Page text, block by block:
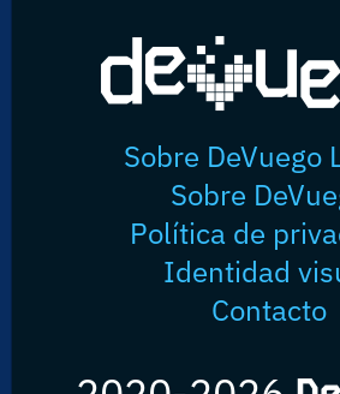
Sobre DeVuego
Sobre
Política de
Identidad
Contacto